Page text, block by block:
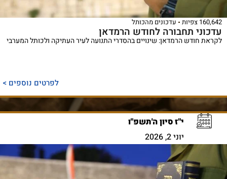
160,642 צפיות עדכונים מהכותל
עדכוני תחבורה לחודש הרמדאן
לקראת חודש הרמדאן: שינויים בהסדרי התנועה לעיר העתיקה ולכותל המערבי
לפרטים נוספים >
י"ז סיון ה'תשפ"ו
יוני 2, 2026